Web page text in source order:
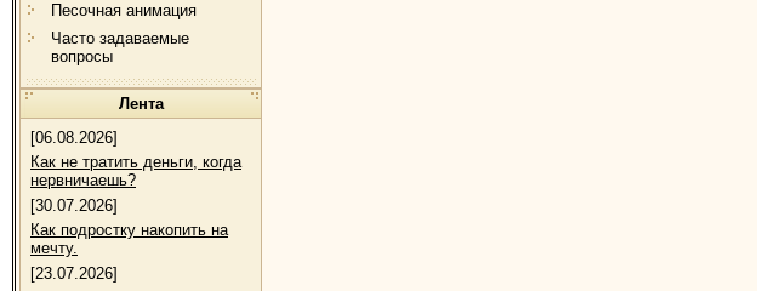
Песочная анимация
Часто задаваемые
вопросы
Лента
[06.08.2026]
Как не тратить деньги, когда
нервничаешь?
[30.07.2026]
Как подростку накопить на
мечту.
[23.07.2026]